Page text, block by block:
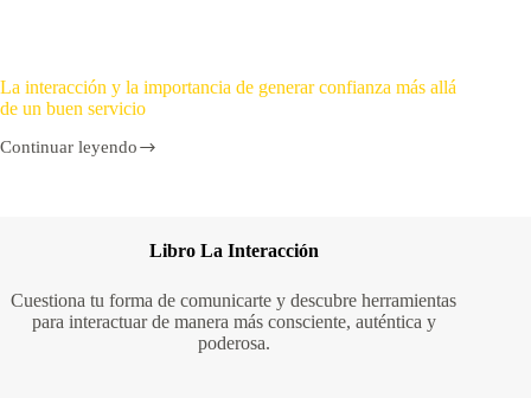
La interacción y la importancia de generar confianza más allá
de un buen servicio
Continuar leyendo
Libro La Interacción
Cuestiona tu forma de comunicarte y descubre herramientas
para interactuar de manera más consciente, auténtica y
poderosa.